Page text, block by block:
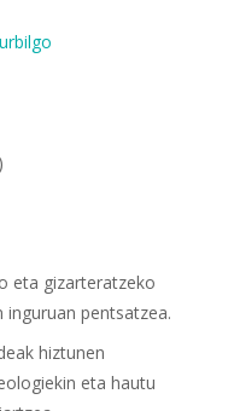
eta gizarteratzeko
inguruan pentsatzea.
hiztunen
eta hautu